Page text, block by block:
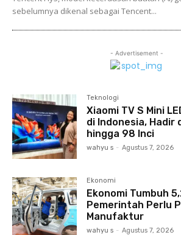
sebelumnya dikenal sebagai Tencent...
- Advertisement -
Teknologi
Xiaomi TV S Mini
di Indonesia, Hadir
hingga 98 Inci
wahyu s - Agustus 7, 2026
Ekonomi
Ekonomi Tumbuh
Pemerintah Perlu
Manufaktur
wahyu s - Agustus 7, 2026